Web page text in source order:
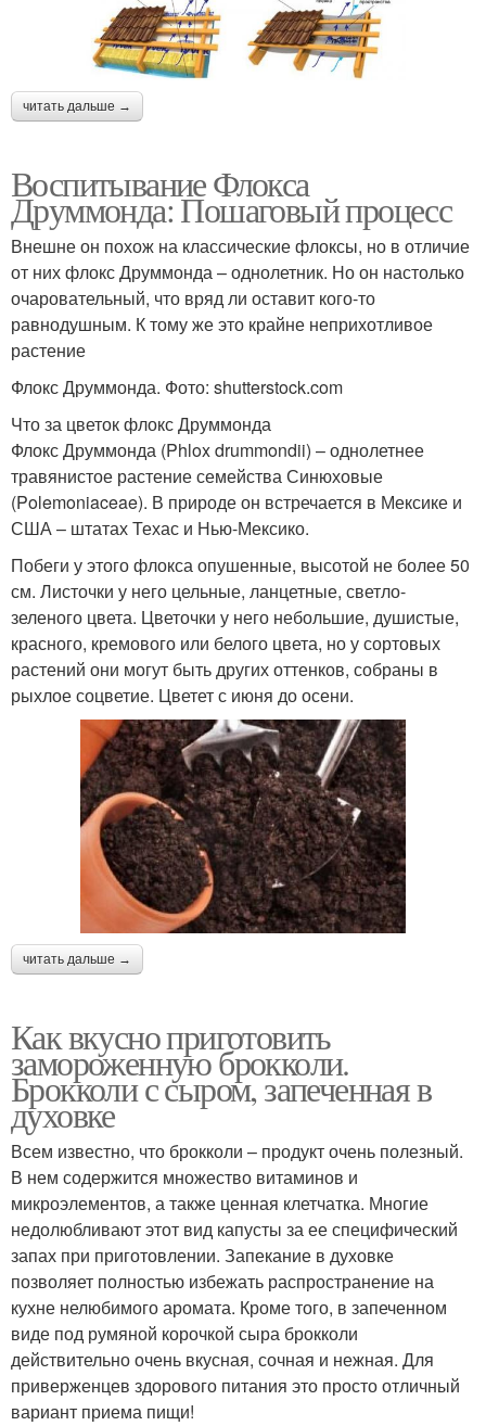
читать дальше →
Воспитывание Флокса
Друммонда: Пошаговый процесс
Внешне он похож на классические флоксы, но в отличие
от них флокс Друммонда – однолетник. Но он настолько
очаровательный, что вряд ли оставит кого-то
равнодушным. К тому же это крайне неприхотливое
растение
Флокс Друммонда. Фото: shutterstock.com
Что за цветок флокс Друммонда
Флокс Друммонда (Phlox drummondii) – однолетнее
травянистое растение семейства Синюховые
(Polemoniaceae). В природе он встречается в Мексике и
США – штатах Техас и Нью-Мексико.
Побеги у этого флокса опушенные, высотой не более 50
см. Листочки у него цельные, ланцетные, светло-
зеленого цвета. Цветочки у него небольшие, душистые,
красного, кремового или белого цвета, но у сортовых
растений они могут быть других оттенков, собраны в
рыхлое соцветие. Цветет с июня до осени.
читать дальше →
Как вкусно приготовить
замороженную брокколи.
Брокколи с сыром, запеченная в
духовке
Всем известно, что брокколи – продукт очень полезный.
В нем содержится множество витаминов и
микроэлементов, а также ценная клетчатка. Многие
недолюбливают этот вид капусты за ее специфический
запах при приготовлении. Запекание в духовке
позволяет полностью избежать распространение на
кухне нелюбимого аромата. Кроме того, в запеченном
виде под румяной корочкой сыра брокколи
действительно очень вкусная, сочная и нежная. Для
приверженцев здорового питания это просто отличный
вариант приема пищи!